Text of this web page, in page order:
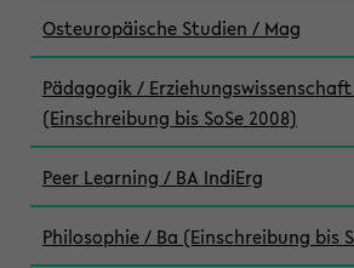
Osteuropäische Studien / Mag
Pädagogik /
(Einschreibung bis SoSe 2008)
Peer Learning / BA IndiErg
Philosophie / Ba (Einschreibung bis